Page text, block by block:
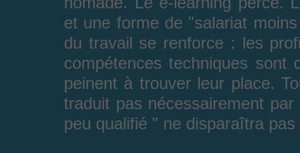
et une forme de "salariat
du travail se renforce : les
compétences techniques sont
peinent à trouver leur place.
traduit pas nécessairement
peu qualifié " ne disparaîtra